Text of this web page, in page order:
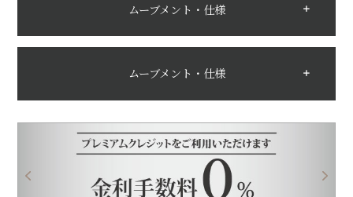
ムーブメント・仕様
ムーブメント・仕様